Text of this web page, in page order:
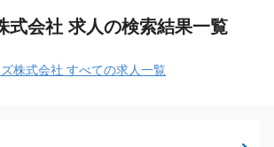
式会社 求人の検索結果一覧
株式会社 すべての求人一覧